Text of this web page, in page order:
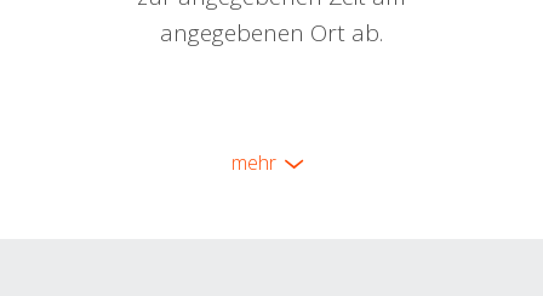
angegebenen Ort ab.
mehr